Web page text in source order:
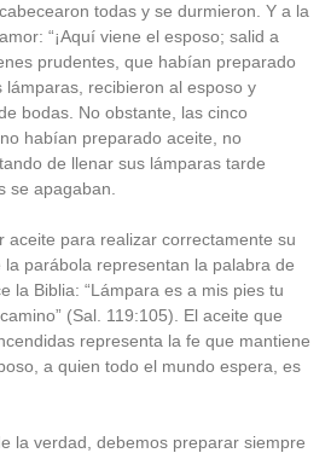
todas y se durmieron. Y a la
“¡Aquí viene el esposo; salid a
prudentes, que habían preparado
recibieron al esposo y
bodas. No obstante, las cinco
habían preparado aceite, no
de llenar sus lámparas tarde
se apagaban.
aceite para realizar correctamente su
parábola representan la palabra de
la Biblia: “Lámpara es a mis pies tu
(Sal. 119:105). El aceite que
representa la fe que mantiene
a quien todo el mundo espera, es
la verdad, debemos preparar siempre